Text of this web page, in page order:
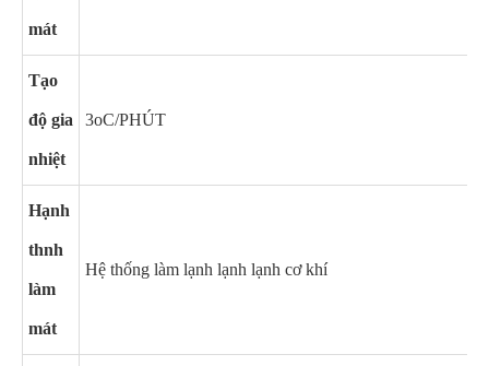
mát
Tạo
độ gia
nhiệt
3oC/PHÚT
Hạnh
thnh
làm
mát
Hệ thống làm lạnh lạnh lạnh cơ khí